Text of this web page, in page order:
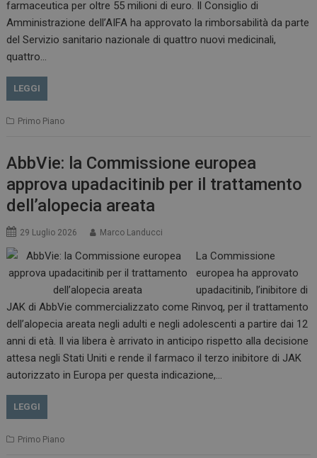
farmaceutica per oltre 55 milioni di euro. Il Consiglio di
Amministrazione dell’AIFA ha approvato la rimborsabilità da parte
del Servizio sanitario nazionale di quattro nuovi medicinali,
quattro…
LEGGI
Primo Piano
AbbVie: la Commissione europea
approva upadacitinib per il trattamento
dell’alopecia areata
29 Luglio 2026 Marco Landucci
La Commissione
europea ha approvato
upadacitinib, l’inibitore di
JAK di AbbVie commercializzato come Rinvoq, per il trattamento
dell’alopecia areata negli adulti e negli adolescenti a partire dai 12
anni di età. Il via libera è arrivato in anticipo rispetto alla decisione
attesa negli Stati Uniti e rende il farmaco il terzo inibitore di JAK
autorizzato in Europa per questa indicazione,…
LEGGI
Primo Piano
VISITOR_INFO1_LIVE
Google LLC
.youtube.com
5